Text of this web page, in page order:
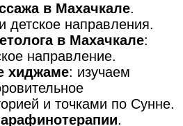
в Махачкале.
детское направления.
в Махачкале:
направление.
хиджаме: изучаем
и точками по Сунне.
.